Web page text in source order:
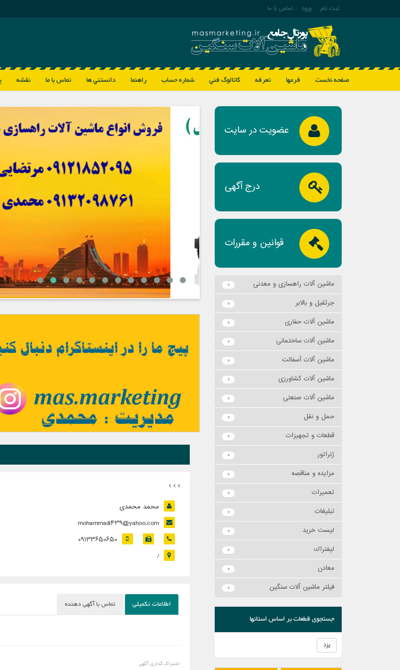
تماس با ما ورود ثبت نام
نقشه تماس با ما دانستني ها راهنما شماره حساب كاتالوگ فني تعرفه فرمها صفحه نخست
محمد محمدی
mohammadi439@yahoo.com
09133650650
/
اطلاعات تکمیلی تماس با آگهی دهنده
اشتراک گذاری آگهی
عضویت در سایت
درج آگهی
قوانین و مقررات
ماشين آلات راهسازي و معدني 0
جرثقيل و بالابر 0
ماشين آلات حفاري 0
ماشين آلات ساختماني 0
ماشين آلات آسفالت 0
ماشين آلات كشاورزي 0
ماشين آلات صنعتي 0
حمل و نقل 0
قطعات و تجهيزات 0
ژنراتور 0
مزايده و مناقصه 0
تعميرات 0
تبليغات 0
ليست خريد 0
ليفتراك 0
معادن 0
فیلتر ماشین آلات سنگین 0
جستجوی قطعات بر اساس استانها
یزد